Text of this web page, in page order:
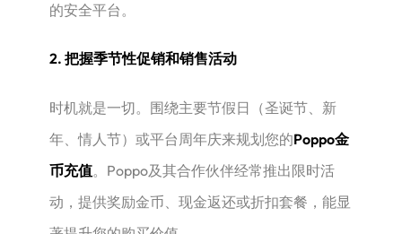
的安全平台。
2. 把握季节性促销和销售活动
时机就是一切。围绕主要节假日（圣诞节、新
年、情人节）或平台周年庆来规划您的Poppo金
币充值。Poppo及其合作伙伴经常推出限时活
动，提供奖励金币、现金返还或折扣套餐，能显